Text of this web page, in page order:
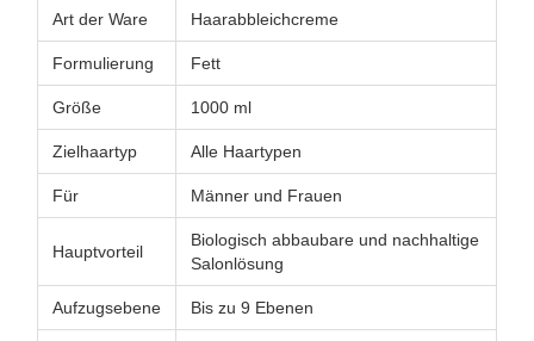
Art der Ware Haarabbleichcreme
Formulierung Fett
Größe 1000 ml
Zielhaartyp Alle Haartypen
Für Männer und Frauen
Hauptvorteil
Biologisch abbaubare und nachhaltige
Salonlösung
Aufzugsebene Bis zu 9 Ebenen